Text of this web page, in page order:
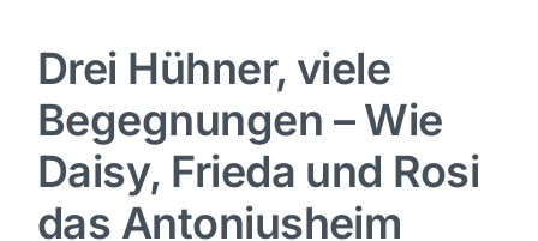
Politik
Wirtschaft
Sport
Drei Hühner, viele
Begegnungen – Wie
Daisy, Frieda und Rosi
das Antoniusheim